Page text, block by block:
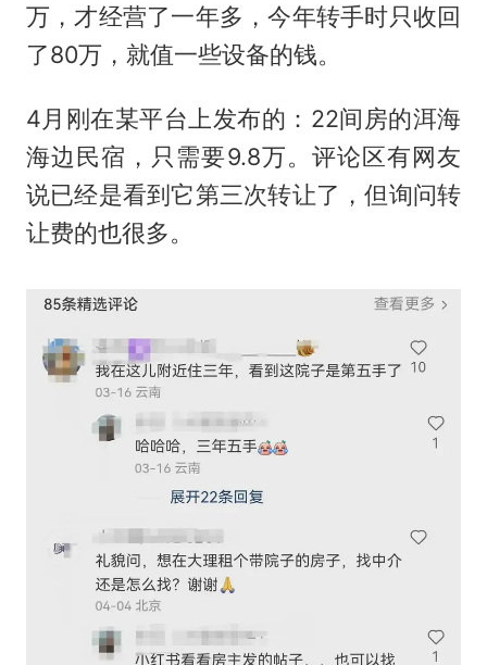
万，才经营了一年多，今年转手时只收回
了80万，就值一些设备的钱。
4月刚在某平台上发布的：22间房的洱海
海边民宿，只需要9.8万。评论区有网友
说已经是看到它第三次转让了，但询问转
让费的也很多。